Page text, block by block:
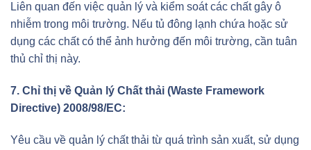
Liên quan đến việc quản lý và kiểm soát các chất gây ô
nhiễm trong môi trường. Nếu tủ đông lạnh chứa hoặc sử
dụng các chất có thể ảnh hưởng đến môi trường, cần tuân
thủ chỉ thị này.
7. Chỉ thị về Quản lý Chất thải (Waste Framework
Directive) 2008/98/EC:
Yêu cầu về quản lý chất thải từ quá trình sản xuất, sử dụng